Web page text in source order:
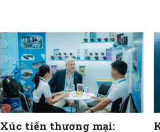
Xúc tiến thương mại: